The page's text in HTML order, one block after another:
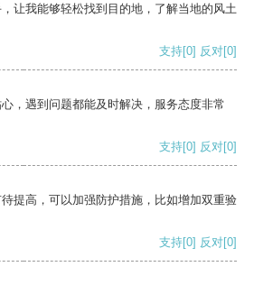
让我能够轻松找到目的地，了解当地的风土
支持[0] 反对[0]
，遇到问题都能及时解决，服务态度非常
支持[0] 反对[0]
提高，可以加强防护措施，比如增加双重验
支持[0] 反对[0]